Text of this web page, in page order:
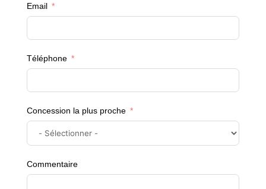
Email
Téléphone
Concession la plus proche
Commentaire